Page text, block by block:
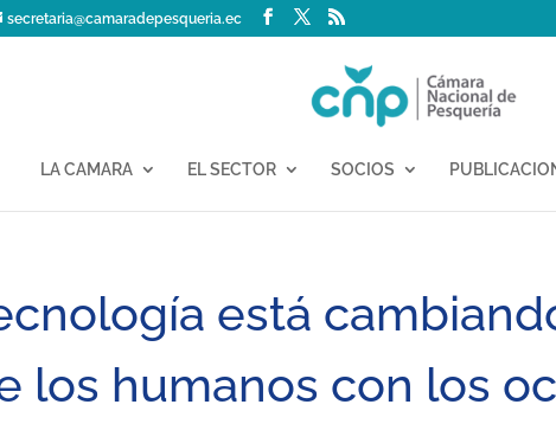
secretaria@camaradepesqueria.ec
LA CAMARA EL SECTOR SOCIOS
está
los humanos con los